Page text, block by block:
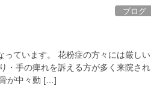
ブログ
ています。 花粉症の方々には厳しい
・手の痺れを訴える方が多く来院され
が中々動 […]